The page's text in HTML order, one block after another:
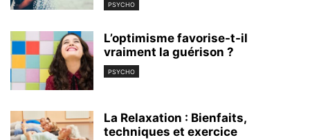
PSYCHO
L’optimisme favorise-t-il
vraiment la guérison ?
PSYCHO
La Relaxation : Bienfaits,
techniques et exercice